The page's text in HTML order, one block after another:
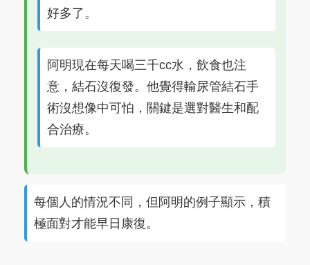
好多了。
阿明現在每天喝三千cc水，飲食也注
意，結石沒復發。他覺得輸尿管結石手
術沒想像中可怕，關鍵是選對醫生和配
合治療。
每個人的情況不同，但阿明的例子顯示，積
極面對才能早日康復。